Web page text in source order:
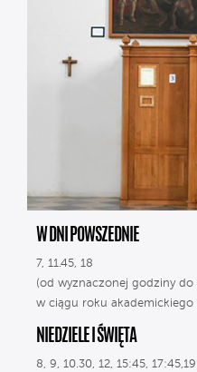
W DNI POWSZEDNIE
7, 11.45, 18
(od wyznaczonej godziny do
w ciągu roku
NIEDZIELE I ŚWIĘTA
8, 9, 10.30, 12, 15:45,